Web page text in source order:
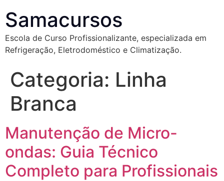
Samacursos
Escola de Curso Profissionalizante, especializada em
Refrigeração, Eletrodoméstico e Climatização.
Categoria: Linha
Branca
Manutenção de Micro-
ondas: Guia Técnico
Completo para Profissionais